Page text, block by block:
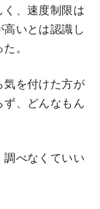
、速度制限は
いとは認識し
。
を付けた方が
、どんなもん
べなくていい